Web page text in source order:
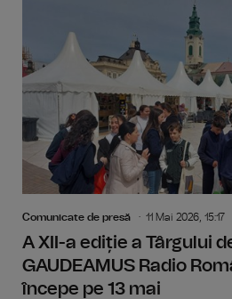
Comunicate de presă 11 Mai 2026, 15:17
A XII-a ediție a Târgului
GAUDEAMUS Radio
începe pe 13 mai